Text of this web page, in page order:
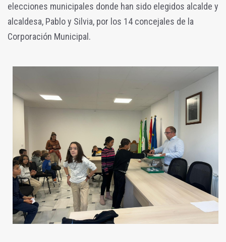
elecciones municipales donde han sido elegidos alcalde y
alcaldesa, Pablo y Silvia, por los 14 concejales de la
Corporación Municipal.